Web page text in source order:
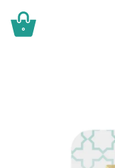
۰